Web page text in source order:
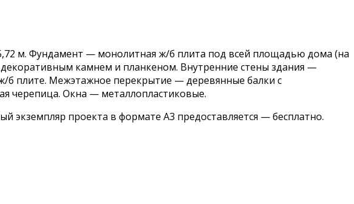
м. Фундамент — монолитная ж/б плита под всей площадью дома (на
камнем и планкеном. Внутренние стены здания —
б плите. Межэтажное перекрытие — деревянные балки с
черепица. Окна — металлопластиковые.
экземпляр проекта в формате А3 предоставляется — бесплатно.